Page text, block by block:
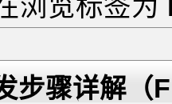
浏览标签为
步骤详解（